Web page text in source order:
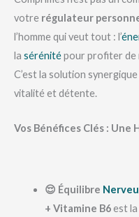
votre régulateur
l’homme qui veut tout : l’
la sérénitépour profiter de
C’est la solution
vitalité et détente.
Vos Bénéfices Clés : Une
😌 Équilibre
+ Vitamine B6est la